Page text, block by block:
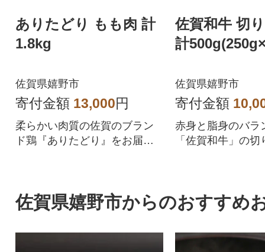
ありたどり もも肉 計
1.8kg
佐賀県嬉野市
寄付金額 13,000円
柔らかい肉質の佐賀のブラン
ド鶏『ありたどり』をお届け
佐賀和牛 切
計
佐賀県嬉野市
寄付金額
赤身と脂身のバラ
「佐賀和牛」の
佐賀県嬉野市からのおすすめ